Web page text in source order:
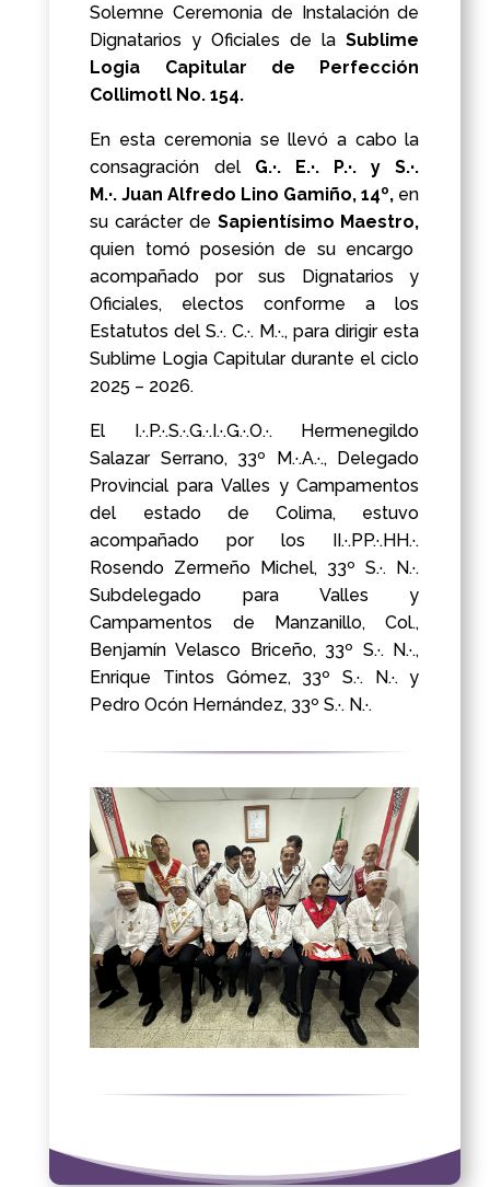
Solemne Ceremonia de Instalación de
Dignatarios y Oficiales de laSublime
Logia Capitular de Perfección
Collimotl No. 154.
En esta ceremonia se llevó a cabo la
consagración del G.·. E.·. P.·. y S.·.
M.·. Juan Alfredo Lino Gamiño, 14º, en
su carácter de Sapientísimo Maestro,
quien tomó posesión de su encargo
acompañado por sus Dignatarios y
Oficiales, electos conforme a los
Estatutos del S.·. C.·. M.·., para dirigir esta
Sublime Logia Capitular durante el ciclo
2025 – 2026.
El I.·.P.·.S.·.G.·.I.·.G.·.O.·. Hermenegildo
Salazar Serrano, 33º M.·.A.·., Delegado
Provincial para Valles y Campamentos
del estado de Colima, estuvo
acompañado por los II.·.PP.·.HH.·.
Rosendo Zermeño Michel, 33º S.·. N.·.
Subdelegado para Valles y
Campamentos de Manzanillo, Col.,
Benjamín Velasco Briceño, 33º S.·. N.·.,
Enrique Tintos Gómez, 33º S.·. N.·. y
Pedro Ocón Hernández, 33º S.·. N.·.